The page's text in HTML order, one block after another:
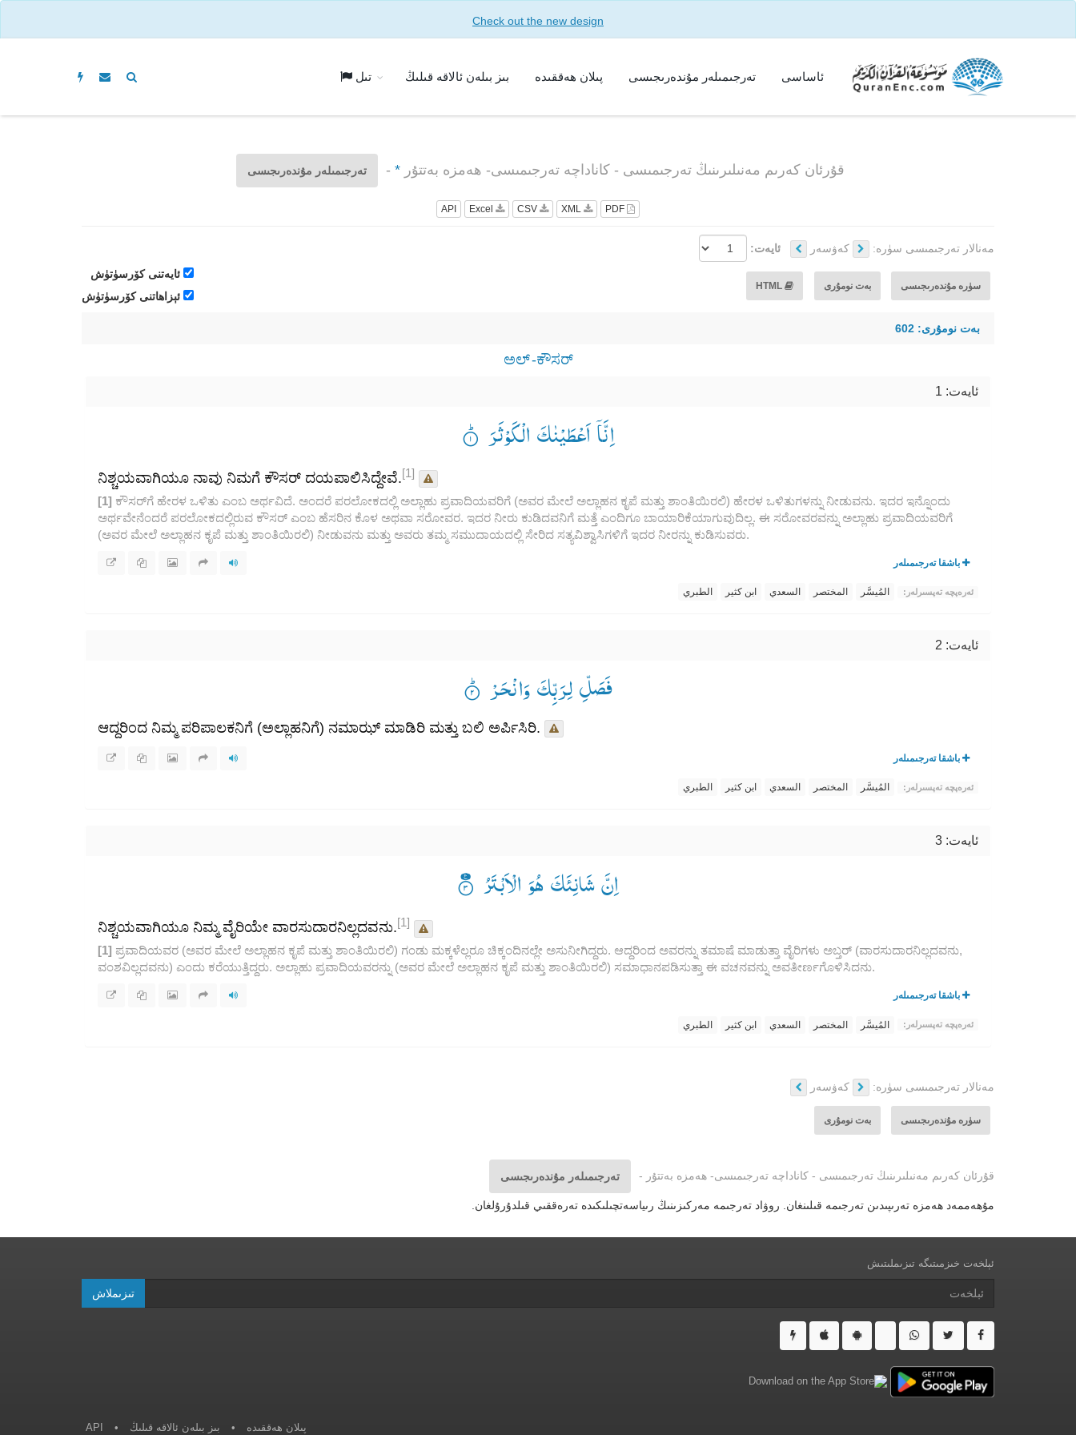
Check out the new design
ئاساسى تەرجىمىلەر مۇندەرىجىسى پىلان ھەققىدە بىز بىلەن ئالاقە قىلىڭ تىل
قۇرئان كەرىم مەنىلىرىنىڭ تەرجىمىسى - كاناداچە تەرجىمىسى- ھەمزە بەتتۇر *
- تەرجىمىلەر مۇندەرىجىسى
API
مەنالار تەرجىمىسى سۈرە: كەۋسەر ئايەت:
سۈرە مۇندەرىجىسى بەت نومۇرى HTML
ئايەتنى كۆرسۈتۈش
ئېزاھاتنى كۆرسۈتۈش
بەت نومۇرى: 602
ಅಲ್ -ಕೌಸರ್
ئايەت: 1
اِنَّاۤ اَعْطَیْنٰكَ الْكَوْثَرَ ۟ؕ
ನಿಶ್ಚಯವಾಗಿಯೂ ನಾವು ನಿಮಗೆ ಕೌಸರ್ ದಯಪಾಲಿಸಿದ್ದೇವೆ.[1]
[1] ಕೌಸರ್‌ಗೆ ಹೇರಳ ಒಳಿತು ಎಂಬ ಅರ್ಥವಿದೆ. ಅಂದರೆ ಪರಲೋಕದಲ್ಲಿ ಅಲ್ಲಾಹು ಪ್ರವಾದಿಯವರಿಗೆ (ಅವರ ಮೇಲೆ ಅಲ್ಲಾಹನ ಕೃಪೆ ಮತ್ತು ಶಾಂತಿಯಿರಲಿ) ಹೇರಳ ಒಳಿತುಗಳನ್ನು ನೀಡುವನು. ಇದರ ಇನ್ನೊಂದು
ಅರ್ಥವೇನೆಂದರೆ ಪರಲೋಕದಲ್ಲಿರುವ ಕೌಸರ್ ಎಂಬ ಹೆಸರಿನ ಕೊಳ ಅಥವಾ ಸರೋವರ. ಇದರ ನೀರು ಕುಡಿದವನಿಗೆ ಮತ್ತೆ ಎಂದಿಗೂ ಬಾಯಾರಿಕೆಯಾಗುವುದಿಲ್ಲ. ಈ ಸರೋವರವನ್ನು ಅಲ್ಲಾಹು ಪ್ರವಾದಿಯವರಿಗೆ
(ಅವರ ಮೇಲೆ ಅಲ್ಲಾಹನ ಕೃಪೆ ಮತ್ತು ಶಾಂತಿಯಿರಲಿ) ನೀಡುವನು ಮತ್ತು ಅವರು ತಮ್ಮ ಸಮುದಾಯದಲ್ಲಿ ಸೇರಿದ ಸತ್ಯವಿಶ್ವಾಸಿಗಳಿಗೆ ಇದರ ನೀರನ್ನು ಕುಡಿಸುವರು.
باشقا تەرجىمىلەر
ئەرەپچە تەپسىرلەر: المُيسَّر المختصر السعدي ابن كثير الطبري
ئايەت: 2
فَصَلِّ لِرَبِّكَ وَانْحَرْ ۟ؕ
ಆದ್ದರಿಂದ ನಿಮ್ಮ ಪರಿಪಾಲಕನಿಗೆ (ಅಲ್ಲಾಹನಿಗೆ) ನಮಾಝ್ ಮಾಡಿರಿ ಮತ್ತು ಬಲಿ ಅರ್ಪಿಸಿರಿ.
باشقا تەرجىمىلەر
ئەرەپچە تەپسىرلەر: المُيسَّر المختصر السعدي ابن كثير الطبري
ئايەت: 3
اِنَّ شَانِئَكَ هُوَ الْاَبْتَرُ ۟۠
ನಿಶ್ಚಯವಾಗಿಯೂ ನಿಮ್ಮ ವೈರಿಯೇ ವಾರಸುದಾರನಿಲ್ಲದವನು.[1]
[1] ಪ್ರವಾದಿಯವರ (ಅವರ ಮೇಲೆ ಅಲ್ಲಾಹನ ಕೃಪೆ ಮತ್ತು ಶಾಂತಿಯಿರಲಿ) ಗಂಡು ಮಕ್ಕಳೆಲ್ಲರೂ ಚಿಕ್ಕಂದಿನಲ್ಲೇ ಅಸುನೀಗಿದ್ದರು. ಆದ್ದರಿಂದ ಅವರನ್ನು ತಮಾಷೆ ಮಾಡುತ್ತಾ ವೈರಿಗಳು ಅಬ್ತರ್ (ವಾರಸುದಾರನಿಲ್ಲದವನು,
ವಂಶವಿಲ್ಲದವನು) ಎಂದು ಕರೆಯುತ್ತಿದ್ದರು. ಅಲ್ಲಾಹು ಪ್ರವಾದಿಯವರನ್ನು (ಅವರ ಮೇಲೆ ಅಲ್ಲಾಹನ ಕೃಪೆ ಮತ್ತು ಶಾಂತಿಯಿರಲಿ) ಸಮಾಧಾನಪಡಿಸುತ್ತಾ ಈ ವಚನವನ್ನು ಅವತೀರ್ಣಗೊಳಿಸಿದನು.
باشقا تەرجىمىلەر
ئەرەپچە تەپسىرلەر: المُيسَّر المختصر السعدي ابن كثير الطبري
مەنالار تەرجىمىسى سۈرە: كەۋسەر
سۈرە مۇندەرىجىسى بەت نومۇرى
قۇرئان كەرىم مەنىلىرىنىڭ تەرجىمىسى - كاناداچە تەرجىمىسى- ھەمزە بەتتۇر - تەرجىمىلەر مۇندەرىجىسى
مۇھەممەد ھەمزە تەرىپىدىن تەرجىمە قىلىنغان. روۋاد تەرجىمە مەركىزىنىڭ رىياسەتچىلىكىدە تەرەققىي قىلدۇرۇلغان.
ئېلخەت خىزمىتىگە تىزىملىتىش
تىزىملاش
پىلان ھەققىدە • بىز بىلەن ئالاقە قىلىڭ •
API